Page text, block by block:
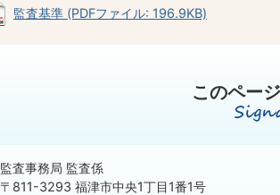
監査基準 (PDFファイル: 196.9KB)
このペー
監査事務局 監査係
〒811-3293 福津市中央1丁目1番1号